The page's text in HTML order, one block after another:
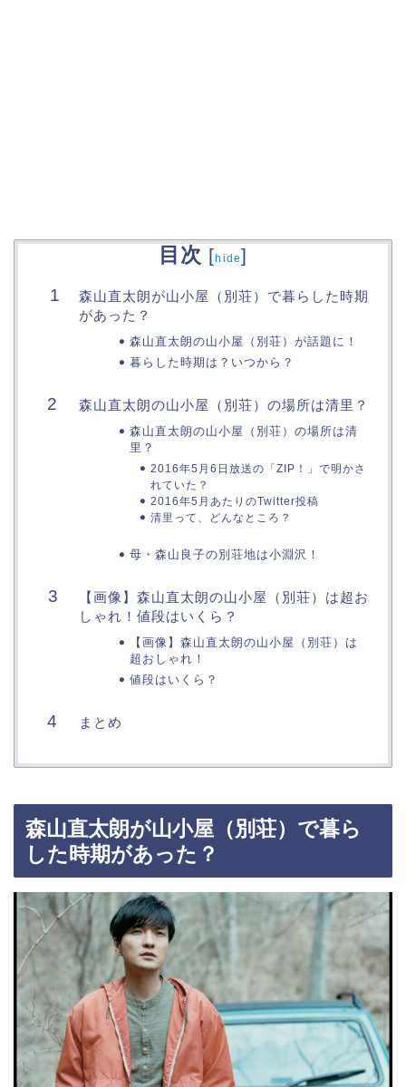
目次 [hide]
森山直太朗が山小屋（別荘）で暮らした時期
があった？
森山直太朗の山小屋（別荘）が話題に！
暮らした時期は？いつから？
森山直太朗の山小屋（別荘）の場所は清里？
森山直太朗の山小屋（別荘）の場所は清
里？
2016年5月6日放送の「ZIP！」で明かさ
れていた？
2016年5月あたりのTwitter投稿
清里って、どんなところ？
母・森山良子の別荘地は小淵沢！
【画像】森山直太朗の山小屋（別荘）は超お
しゃれ！値段はいくら？
【画像】森山直太朗の山小屋（別荘）は
超おしゃれ！
値段はいくら？
まとめ
森山直太朗が山小屋（別荘）で暮ら
した時期があった？